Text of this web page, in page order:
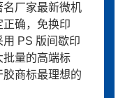
厂家最新微机
确，免换印
PS 版间歇印
批量的高端标
商标最理想的